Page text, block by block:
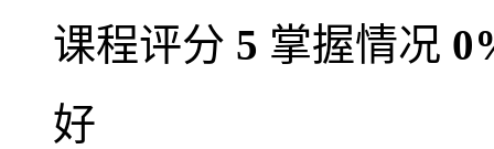
课程评分 5 掌握情况
好